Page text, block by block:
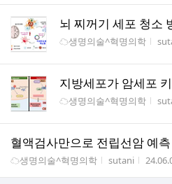
뇌 찌꺼기 세포 청소
게시판명
☁생명의술^혁명의학 작
지방세포가 암세포
게시판명
☁생명의술^혁명의학 작
혈액검사만으로 전립선암 예측
게시판명
☁생명의술^혁명의학 작성자
sutani 작성